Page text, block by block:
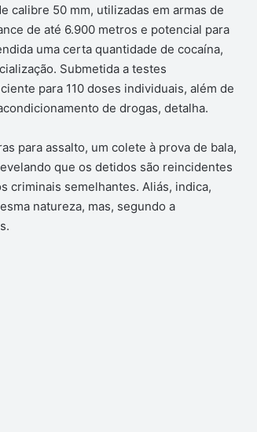
calibre 50 mm, utilizadas em armas de
de até 6.900 metros e potencial para
uma certa quantidade de cocaína,
Submetida a testes
para 110 doses individuais, além de
de drogas, detalha.
para assalto, um colete à prova de bala,
que os detidos são reincidentes
criminais semelhantes. Aliás, indica,
natureza, mas, segundo a